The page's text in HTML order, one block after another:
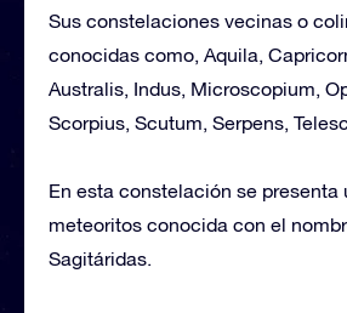
Sus constelaciones vecinas o
conocidas como, Aquila,
Australis, Indus, Microscopium,
Scorpius, Scutum, Serpens,
En esta constelación se presenta
meteoritos conocida con el
Sagitáridas.